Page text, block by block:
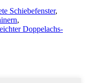
Schiebefenster,
,
Doppelachs-